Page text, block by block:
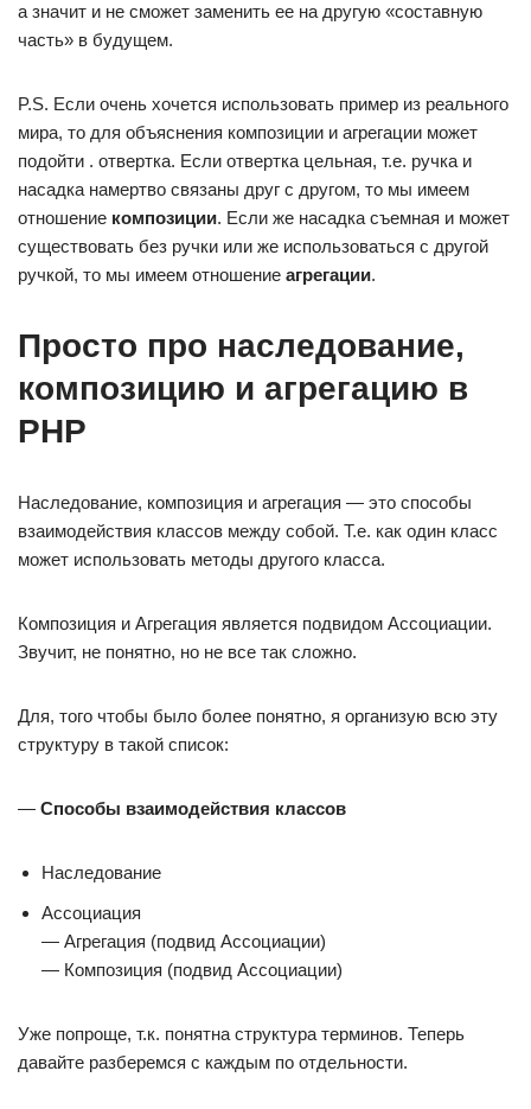
а значит и не сможет заменить ее на другую «составную
часть» в будущем.
P.S. Если очень хочется использовать пример из реального
мира, то для объяснения композиции и агрегации может
подойти . отвертка. Если отвертка цельная, т.е. ручка и
насадка намертво связаны друг с другом, то мы имеем
отношение композиции. Если же насадка съемная и может
существовать без ручки или же использоваться с другой
ручкой, то мы имеем отношение агрегации.
Просто про наследование,
композицию и агрегацию в
PHP
Наследование, композиция и агрегация — это способы
взаимодействия классов между собой. Т.е. как один класс
может использовать методы другого класса.
Композиция и Агрегация является подвидом Ассоциации.
Звучит, не понятно, но не все так сложно.
Для, того чтобы было более понятно, я организую всю эту
структуру в такой список:
— Способы взаимодействия классов
Наследование
Ассоциация
— Агрегация (подвид Ассоциации)
— Композиция (подвид Ассоциации)
Уже попроще, т.к. понятна структура терминов. Теперь
давайте разберемся с каждым по отдельности.